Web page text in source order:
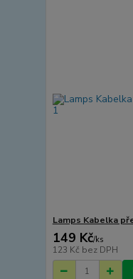
Lamps Kabelka
149 Kč/ks
123 Kč bez DPH